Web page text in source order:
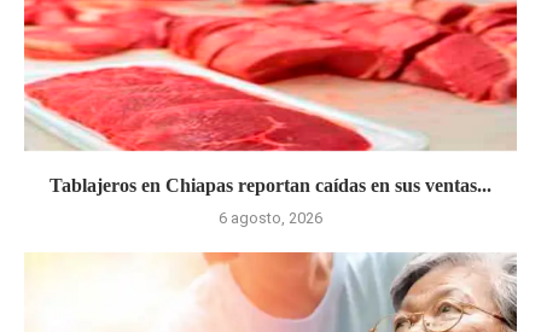
Tablajeros en Chiapas reportan caídas en sus ventas...
6 agosto, 2026